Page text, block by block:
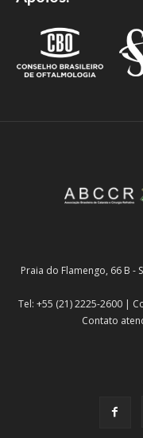
Praia do Flamengo, 66 B -
Tel: +55 (21) 2225-2600 |
Contato